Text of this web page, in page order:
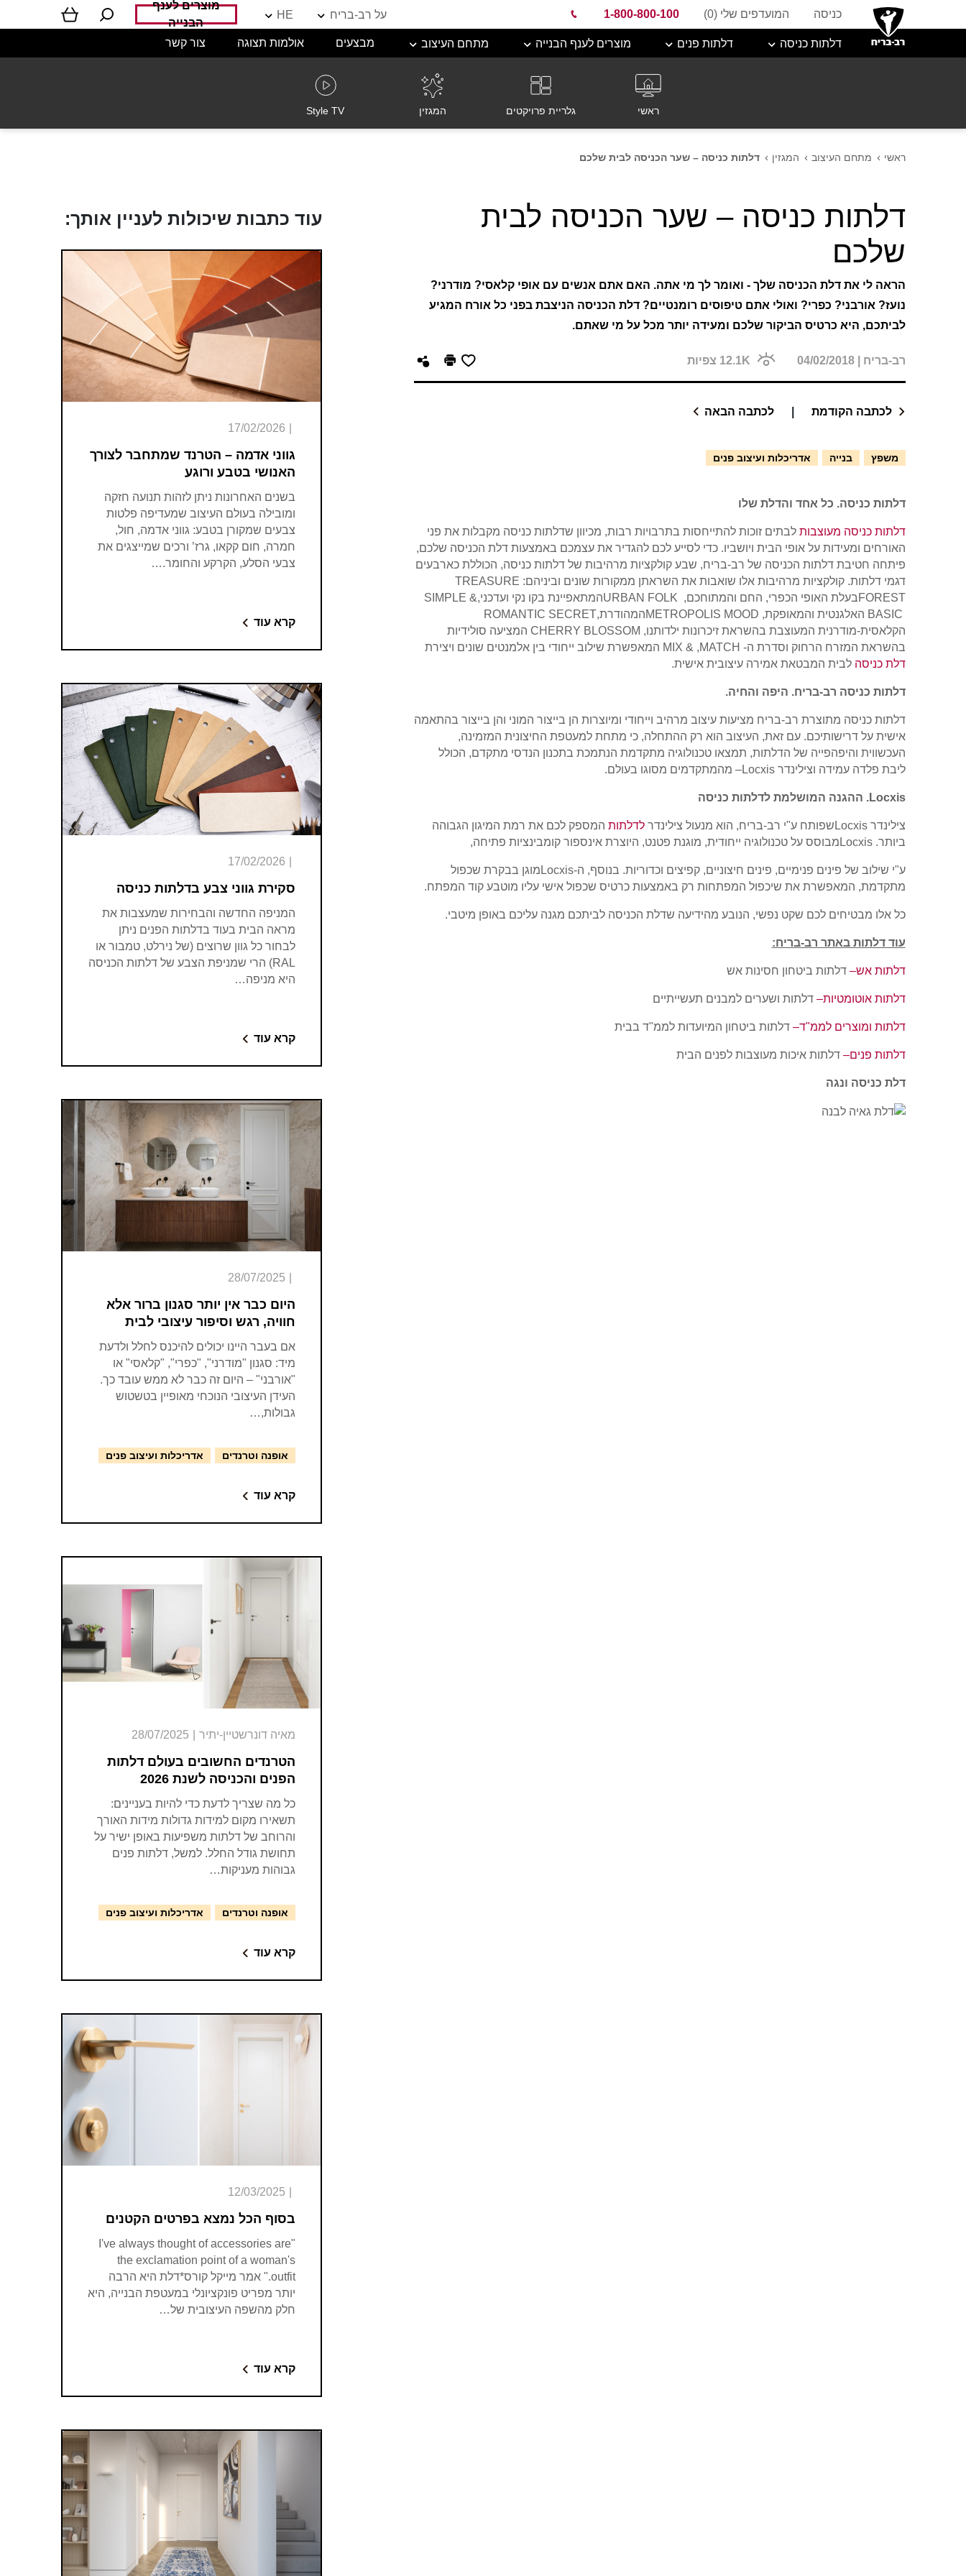
כניסה המועדפים שלי (0
)
1-800-800-100 על רב-בריח HE
מוצרים לענף
הבנייה
דלתות כניסה
דלתות פנים מוצרים לענף הבנייה מתחם העיצוב מבצעים אולמות תצוגה צור קשר
ראשי גלריית פרויקטים המגזין Style TV
ראשי מתחם העיצוב המגזין דלתות כניסה – שער הכניסה לבית שלכם
דלתות כניסה – שער הכניסה לבית
שלכם
הראה לי את דלת הכניסה שלך - ואומר לך מי אתה. האם אתם אנשים עם אופי קלאסי? מודרני?
נועז? אורבני? כפרי? ואולי אתם טיפוסים רומנטיים? דלת הכניסה הניצבת בפני כל אורח המגיע
לביתכם, היא כרטיס הביקור שלכם ומעידה יותר מכל על מי שאתם.
רב-בריח |
04/02/2018
12.1K צפיות
לכתבה הקודמת לכתבה הבאה
משפץ בנייה אדריכלות ועיצוב פנים
דלתות כניסה. כל אחד והדלת שלו
דלתות כניסה מעוצבות לבתים זוכות להתייחסות בתרבויות רבות, מכיוון שדלתות כניסה מקבלות את פני
האורחים ומעידות על אופי הבית ויושביו. כדי לסייע לכם להגדיר את עצמכם באמצעות דלת הכניסה שלכם,
פיתחה חטיבת דלתות הכניסה של רב-בריח, שבע קולקציות מרהיבות של דלתות כניסה, הכוללת כארבעים
דגמי דלתות. קולקציות מרהיבות אלו שואבות את השראתן ממקורות שונים וביניהם: TREASURE
FORESTבעלת האופי הכפרי, החם והמתוחכם, URBAN FOLKהמתאפיינת בקו נקי ועדכני,SIMPLE &
BASIC האלגנטית והמאופקת, METROPOLIS MOODהמהודרת,ROMANTIC SECRET
הקלאסית-מודרנית המעוצבת בהשראת זיכרונות ילדותנו, CHERRY BLOSSOM המציעה סולידיות
בהשראת המזרח הרחוק וסדרת ה- MIX & ,MATCH המאפשרת שילוב ייחודי בין אלמנטים שונים ויצירת
דלת כניסה לבית המבטאת אמירה עיצובית אישית.
דלתות כניסה רב-בריח. היפה והחיה.
דלתות כניסה מתוצרת רב-בריח מציעות עיצוב מרהיב וייחודי ומיוצרות הן בייצור המוני והן בייצור בהתאמה
אישית על דרישותיכם. עם זאת, העיצוב הוא רק ההתחלה, כי מתחת למעטפת החיצונית המזמינה,
העכשווית והיפהפייה של הדלתות, תמצאו טכנולוגיה מתקדמת הנתמכת בתכנון הנדסי מתקדם, הכולל
ליבת פלדה עמידה וצילינדרLocxis– מהמתקדמים מסוגו בעולם.
Locxis. ההגנה המושלמת לדלתות כניסה
צילינדרLocxis שפותח ע"י רב-בריח, הוא מנעול צילינדרלדלתות המספק לכם את רמת המיגון הגבוהה
ביותר.Locxis מבוסס על טכנולוגיה ייחודית, מוגנת פטנט, היוצרת אינספור קומבינציות פתיחה,
ע"י שילוב של פינים פנימיים, פינים חיצוניים, קפיצים וכדוריות. בנוסף, ה-Locxis מוגן בבקרת שכפול
מתקדמת, המאפשרת את שיכפול המפתחות רק באמצעות כרטיס שכפול אישי עליו מוטבע קוד המפתח.
כל אלו מבטיחים לכם שקט נפשי, הנובע מהידיעה שדלת הכניסה לביתכם מגנה עליכם באופן מיטבי.
עוד דלתות באתר רב-בריח:
דלתות אש– דלתות ביטחון חסינות אש
דלתות אוטומטיות– דלתות ושערים למבנים תעשייתיים
דלתות ומוצרים לממ"ד– דלתות ביטחון המיועדות לממ"ד בבית
דלתות פנים– דלתות איכות מעוצבות לפנים הבית
דלת כניסה ונגה
עוד כתבות שיכולות לעניין אותך:
17/02/2026
גווני אדמה – הטרנד שמתחבר לצורך
האנושי בטבע ורוגע
בשנים האחרונות ניתן לזהות תנועה חזקה
ומובילה בעולם העיצוב שמעדיפה פלטות
צבעים שמקורן בטבע: גווני אדמה, חול,
חמרה, חום קקאו, גרז’ ורכים שמייצגים את
צבעי הסלע, הקרקע והחומר.…
קרא עוד
17/02/2026
סקירת גווני צבע בדלתות כניסה
המניפה החדשה והבחירות שמעצבות את
מראה הבית בעוד בדלתות הפנים ניתן
לבחור כל גוון שרוצים (של נירלט, טמבור או
RAL) הרי שמניפת הצבע של דלתות הכניסה
היא מניפה…
קרא עוד
28/07/2025
היום כבר אין יותר סגנון ברור אלא
חוויה, רגש וסיפור עיצובי לבית
אם בעבר היינו יכולים להיכנס לחלל ולדעת
מיד: סגנון "מודרני", "כפרי", "קלאסי" או
"אורבני" – היום זה כבר לא ממש עובד כך.
העידן העיצובי הנוכחי מאופיין בטשטוש
גבולות,…
אופנה וטרנדים אדריכלות ועיצוב פנים
קרא עוד
מאיה דונרשטיין-יתיר 28/07/2025
הטרנדים החשובים בעולם דלתות
הפנים והכניסה לשנת 2026
כל מה שצריך לדעת כדי להיות בעניינים:
תשאירו מקום למידות גדולות מידות האורך
והרוחב של דלתות משפיעות באופן ישיר על
תחושת גודל החלל. למשל, דלתות פנים
גבוהות מעניקות…
אופנה וטרנדים אדריכלות ועיצוב פנים
קרא עוד
12/03/2025
בסוף הכל נמצא בפרטים הקטנים
"I've always thought of accessories are
the exclamation point of a woman's
outfit." אמר מייקל קורס*דלת היא הרבה
יותר מפריט פונקציונלי במעטפת הבנייה, היא
חלק מהשפה העיצובית של…
קרא עוד